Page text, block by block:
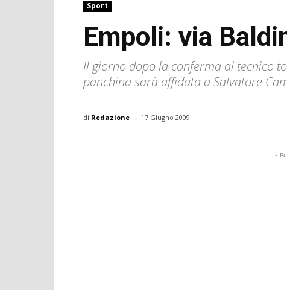
Sport
Empoli: via
Il giorno dopo la conferma al tecnico
panchina sarà affidata a Salvatore
di Redazione - 17 Giugno 2009
-